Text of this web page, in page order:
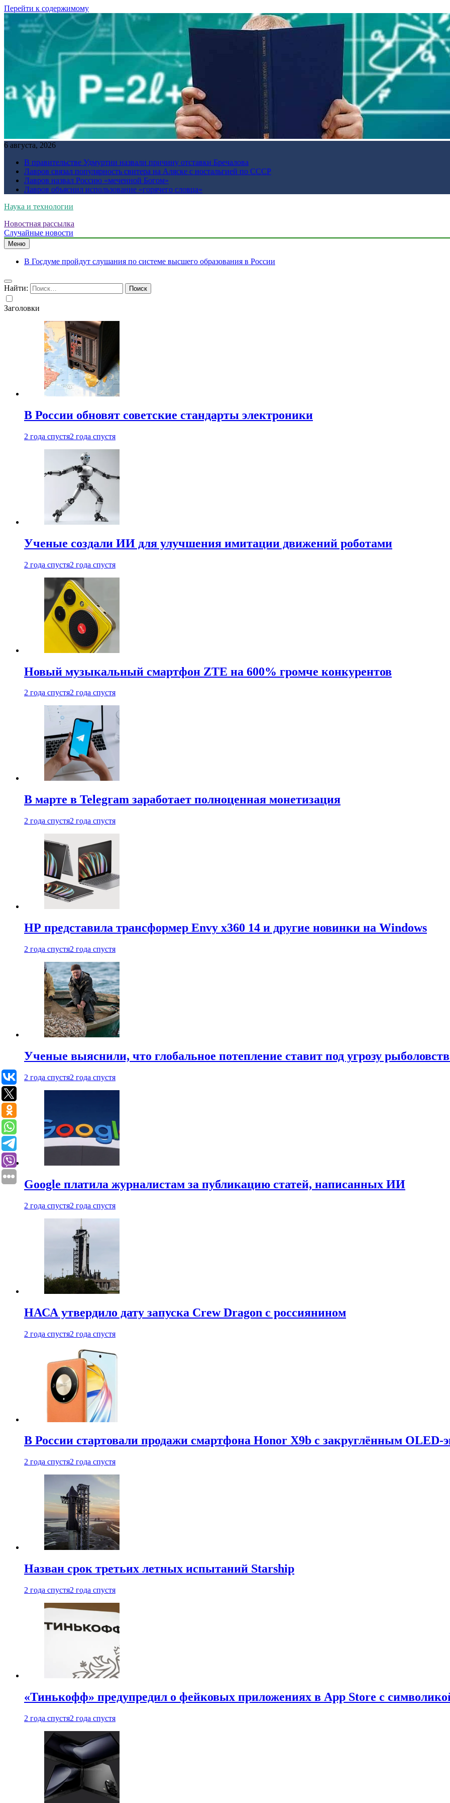
Перейти к содержимому
6 августа, 2026
В правительстве Удмуртии назвали причину отставки Бречалова
Лавров связал популярность свитера на Аляске с ностальгией по СССР
Лавров назвал Россию «меченной Богом»
Лавров объяснил использование «горячего словца»
Наука и технологии
Новостная рассылка
Случайные новости
Меню
В Госдуме пройдут слушания по системе высшего образования в России
Найти:
Заголовки
В России обновят советские стандарты электроники
2 года спустя2 года спустя
Ученые создали ИИ для улучшения имитации движений роботами
2 года спустя2 года спустя
Новый музыкальный смартфон ZTE на 600% громче конкурентов
2 года спустя2 года спустя
В марте в Telegram заработает полноценная монетизация
2 года спустя2 года спустя
HP представила трансформер Envy x360 14 и другие новинки на Windows
2 года спустя2 года спустя
Ученые выяснили, что глобальное потепление ставит под угрозу
2 года спустя2 года спустя
Google платила журналистам за публикацию статей, написанных ИИ
2 года спустя2 года спустя
НАСА утвердило дату запуска Crew Dragon с россиянином
2 года спустя2 года спустя
В России стартовали продажи смартфона Honor X9b с закруглённым OLED-
2 года спустя2 года спустя
Назван срок третьих летных испытаний Starship
2 года спустя2 года спустя
«Тинькофф» предупредил о фейковых приложениях в App Store с
2 года спустя2 года спустя